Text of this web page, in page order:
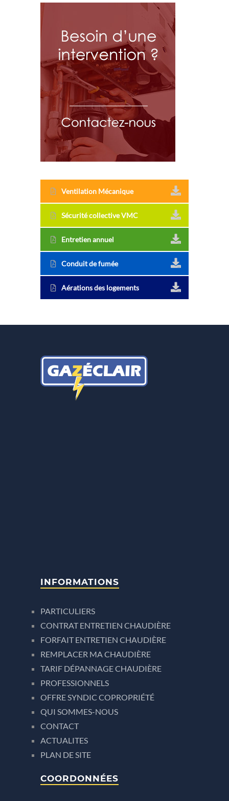
Ventilation Mécanique
Sécurité collective VMC
Entretien annuel
Conduit de fumée
Aérations des logements
INFORMATIONS
PARTICULIERS
CONTRAT ENTRETIEN CHAUDIÈRE
FORFAIT ENTRETIEN CHAUDIÈRE
REMPLACER MA CHAUDIÈRE
TARIF DÉPANNAGE CHAUDIÈRE
PROFESSIONNELS
OFFRE SYNDIC COPROPRIÉTÉ
QUI SOMMES-NOUS
CONTACT
ACTUALITES
PLAN DE SITE
COORDONNÉES